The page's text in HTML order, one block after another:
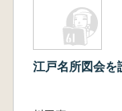
第一節 『
第二節 舞
第三節 松
本
江戸名所図会を